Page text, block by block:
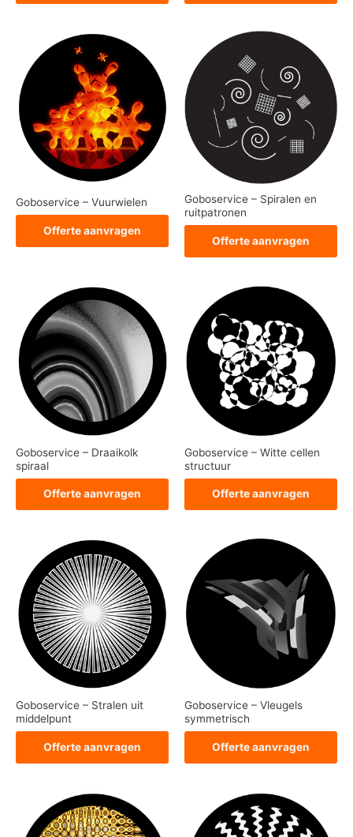
Goboservice – Vuurwielen
Offerte aanvragen
Goboservice – Spiralen en
ruitpatronen
Offerte aanvragen
Goboservice – Draaikolk
spiraal
Offerte aanvragen
Goboservice – Witte cellen
structuur
Offerte aanvragen
Goboservice – Stralen uit
middelpunt
Offerte aanvragen
Goboservice – Vleugels
symmetrisch
Offerte aanvragen